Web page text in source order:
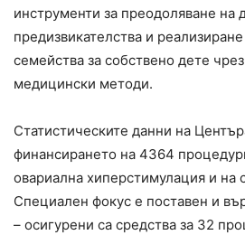
инструменти за преодоляване на
предизвикателства и
семейства за собствено дете
медицински методи.
Статистическите данни на
финансирането на 4364
овариална хиперстимулация и на
Специален фокус е поставен и
– осигурени са средства за 32